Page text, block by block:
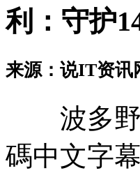
利：守护
来源：说IT资讯
波多野
碼中文字